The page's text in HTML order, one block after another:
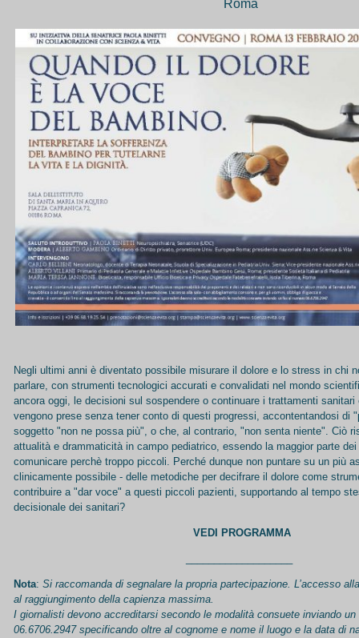
Roma
Negli ultimi anni è diventato possibile misurare il dolore e lo stress in chi
parlare, con strumenti tecnologici accurati e convalidati nel mondo
ancora oggi, le decisioni sul sospendere o continuare i trattamenti
vengono prese senza tener conto di questi progressi, accontentandosi di
soggetto "non ne possa più", o che, al contrario, "non senta niente". Ciò
attualità e drammaticità in campo pediatrico, essendo la maggior parte
comunicare perchè troppo piccoli. Perché dunque non puntare su un più
clinicamente possibile - delle metodiche per decifrare il dolore come
contribuire a "dar voce" a questi piccoli pazienti, supportando al tempo
decisionale dei sanitari?
VEDI PROGRAMMA
Nota: Si raccomanda di segnalare la propria partecipazione. L’accesso
al raggiungimento della capienza massima.
I giornalisti devono accreditarsi secondo le modalità consuete inviando
06.6706.2947 specificando oltre al cognome e nome il luogo e la data di